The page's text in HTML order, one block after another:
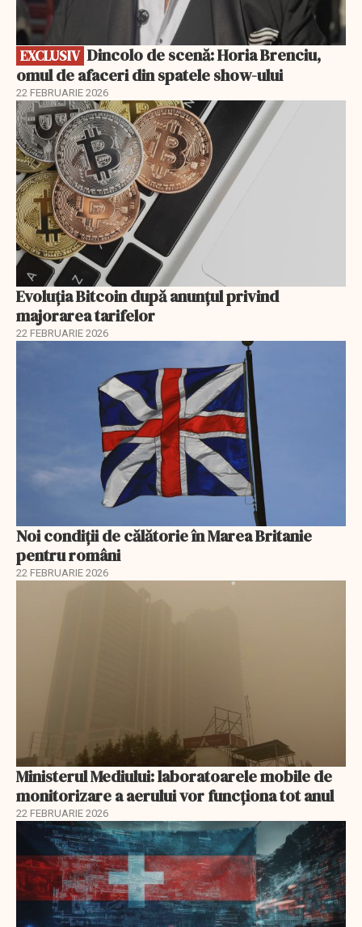
EXCLUSIV
omul de afaceri din spatele show-ului
22 FEBRUARIE 2026
Evoluția Bitcoin după anunțul privind
majorarea tarifelor
22 FEBRUARIE 2026
Noi condiții de călătorie în Marea Britanie
pentru români
22 FEBRUARIE 2026
Ministerul Mediului: laboratoarele mobile de
monitorizare a aerului vor funcționa tot anul
22 FEBRUARIE 2026